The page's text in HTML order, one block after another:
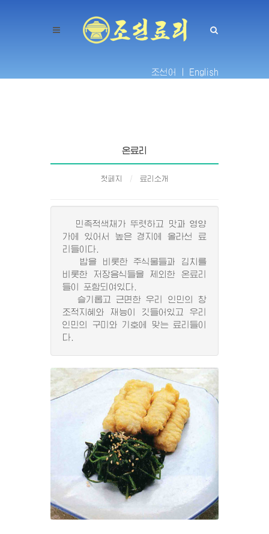
조선어 | English
온료리
첫페지 료리소개
민족적색채가 뚜렷하고 맛과 영양
가에 있어서 높은 경지에 올라선 료
리들이다.
밥을 비롯한 주식물들과 김치를
비롯한 저장음식들을 제외한 온료리
들이 포함되여있다.
슬기롭고 근면한 우리 인민의 창
조적지혜와 재능이 깃들어있고 우리
인민의 구미와 기호에 맞는 료리들이
다.